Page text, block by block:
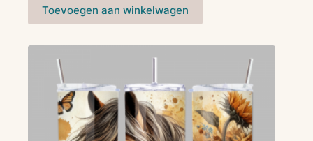
Toevoegen aan winkelwagen